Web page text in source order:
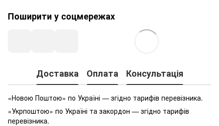
Поширити у соцмережах
Доставка Оплата Консультація
«Новою Поштою» по Україні — згідно тарифів перевізника.
«Укрпоштою» по Україні та закордон — згідно тарифів
перевізника.